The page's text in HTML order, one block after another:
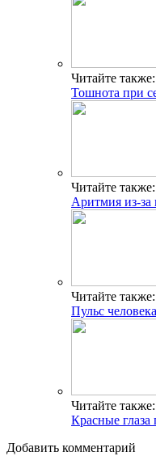
Читайте также:
Тошнота при
Читайте также:
Аритмия из-
Читайте также:
Пульс
Читайте также:
Красные глаза
Добавить комментарий